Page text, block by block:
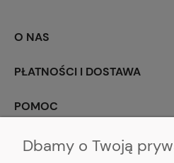
O NAS
PŁATNOŚCI I DOSTAWA
POMOC
MOJE KONTO
Dbamy o Twoją